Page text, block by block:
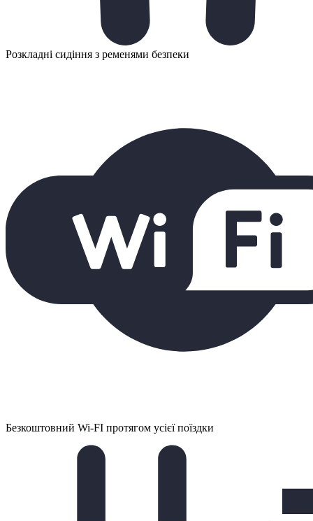
Розкладні сидіння з ременями безпеки
Безкоштовний Wi-FI протягом усієї поїздки